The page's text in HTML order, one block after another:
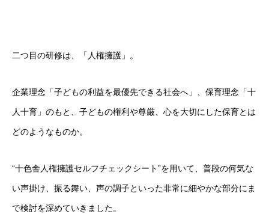
二つ目の研修は、「人権擁護」。
企業理念「子どもの利益を最優先できる社会へ」、保育理念「十
人十育」のもと、子どもの権利や尊厳、心を大切にした保育とは
どのようなものか。
“十色舎人権擁護セルフチェックシート”を用いて、普段の何気な
い声掛け、振る舞い、声の調子といった非常に細やかな部分にま
で検討を深めていきました。